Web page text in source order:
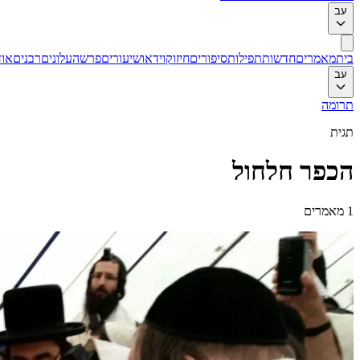
עב
ביתמאמריםחדשותתפילותסיפוריםחיזוקוידאושיעוריםפרשהעלוניםרבנים
עב
תרומה
תגית
הכפר חלחול
1 מאמרים